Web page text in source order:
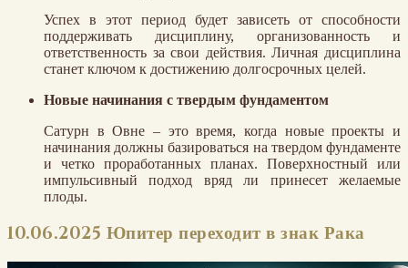
Успех в этот период будет зависеть от способности
поддерживать дисциплину, организованность и
ответственность за свои действия. Личная дисциплина
станет ключом к достижению долгосрочных целей.
Новые начинания с твердым фундаментом
Сатурн в Овне – это время, когда новые проекты и
начинания должны базироваться на твердом фундаменте
и четко проработанных планах. Поверхностный или
импульсивный подход вряд ли принесет желаемые
плоды.
10.06.2025 Юпитер переходит в знак Рака